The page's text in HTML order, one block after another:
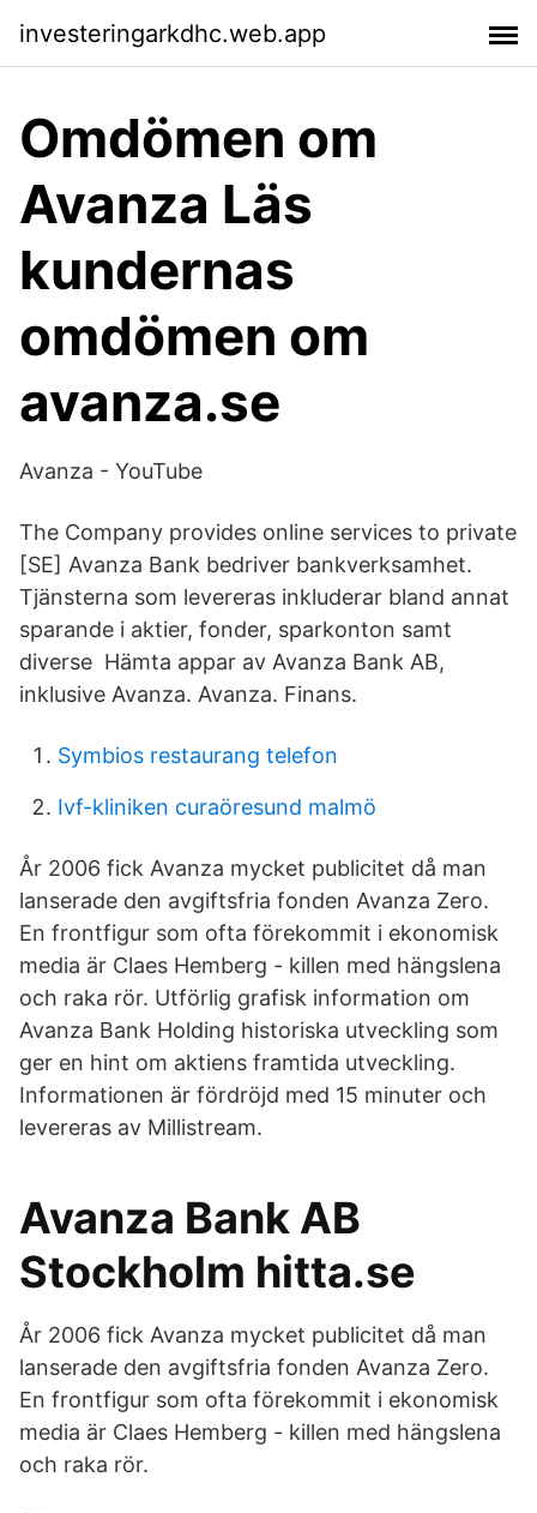
investeringarkdhc.web.app
Omdömen om
Avanza Läs
kundernas
omdömen om
avanza.se
Avanza - YouTube
The Company provides online services to private
[SE] Avanza Bank bedriver bankverksamhet.
Tjänsterna som levereras inkluderar bland annat
sparande i aktier, fonder, sparkonton samt
diverse Hämta appar av Avanza Bank AB,
inklusive Avanza. Avanza. Finans.
Symbios restaurang telefon
Ivf-kliniken curaöresund malmö
År 2006 fick Avanza mycket publicitet då man
lanserade den avgiftsfria fonden Avanza Zero.
En frontfigur som ofta förekommit i ekonomisk
media är Claes Hemberg - killen med hängslena
och raka rör. Utförlig grafisk information om
Avanza Bank Holding historiska utveckling som
ger en hint om aktiens framtida utveckling.
Informationen är fördröjd med 15 minuter och
levereras av Millistream.
Avanza Bank AB
Stockholm hitta.se
År 2006 fick Avanza mycket publicitet då man
lanserade den avgiftsfria fonden Avanza Zero.
En frontfigur som ofta förekommit i ekonomisk
media är Claes Hemberg - killen med hängslena
och raka rör.